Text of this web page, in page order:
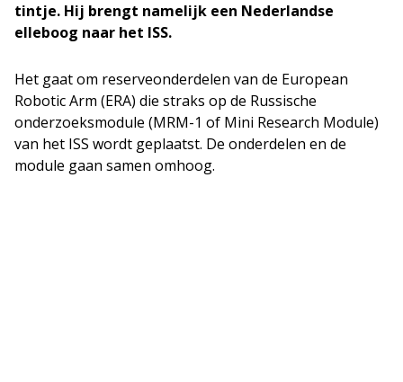
tintje. Hij brengt namelijk een Nederlandse
elleboog naar het ISS.
Het gaat om reserveonderdelen van de European
Robotic Arm (ERA) die straks op de Russische
onderzoeksmodule (MRM-1 of Mini Research Module)
van het ISS wordt geplaatst. De onderdelen en de
module gaan samen omhoog.